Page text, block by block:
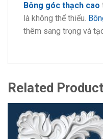
Bông góc thạch cao
là không thể thiếu.
thêm sang trọng và
Related